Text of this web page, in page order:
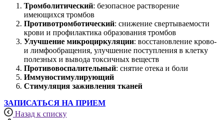
Тромболитический: безопасное растворение
имеющихся тромбов
Противотромботический: снижение свертываемости
крови и профилактика образования тромбов
Улучшение микроциркуляции: восстановление крово-
и лимфообращения, улучшение поступления в клетку
полезных и вывода токсичных веществ
Противовоспалительный: снятие отека и боли
Иммуностимулирующий
Стимуляция заживления тканей
ЗАПИСАТЬСЯ НА ПРИЕМ
Назад к списку